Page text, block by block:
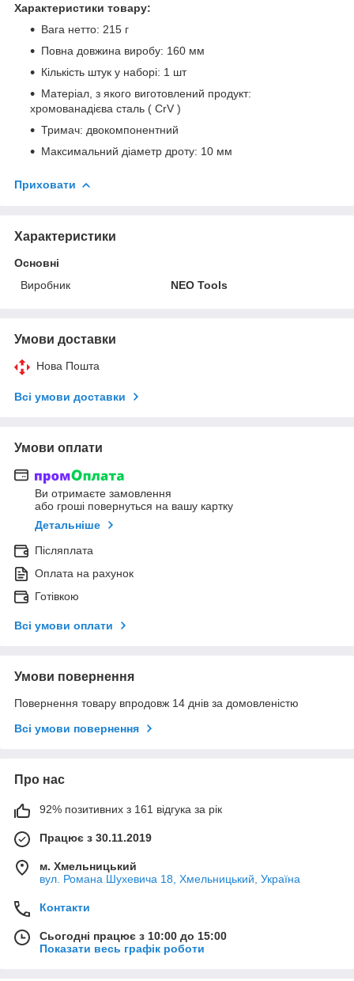
Характеристики товару:
Вага нетто: 215 г
Повна довжина виробу: 160 мм
Кількість штук у наборі: 1 шт
Матеріал, з якого виготовлений продукт:
хромованадієва сталь ( CrV )
Тримач: двокомпонентний
Максимальний діаметр дроту: 10 мм
Приховати
Характеристики
Основні
Виробник
NEO Tools
Умови доставки
Нова Пошта
Всі умови доставки
Умови оплати
Ви отримаєте замовлення
або гроші повернуться на вашу картку
Детальніше
Післяплата
Оплата на рахунок
Готівкою
Всі умови оплати
Умови повернення
Повернення товару впродовж 14 днів за домовленістю
Всі умови повернення
Про нас
92% позитивних з 161 відгука за рік
Працює з 30.11.2019
м. Хмельницький
вул. Романа Шухевича 18, Хмельницький, Україна
Контакти
Сьогодні працює з 10:00 до 15:00
Показати весь графік роботи